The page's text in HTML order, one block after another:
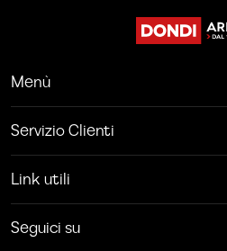
Menù
Servizio Clienti
Link utili
Seguici su